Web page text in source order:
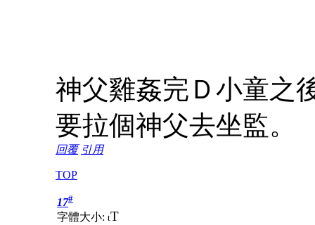
神父雞姦完Ｄ小童之
要拉個神父去坐監
回覆 引用
TOP
17#
字體大小: tT